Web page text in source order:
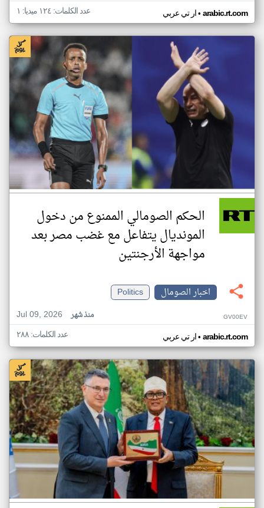
ار تي عربي• arabic.rt.com عدد الكلمات: ١٢٤ ميديا: ١
الحكم الصومالي الممنوع من دخول
المونديال يتفاعل مع غضب مصر بعد
مواجهة الأرجنتين
اخبار الصومال
Politics
Jul 09, 2026
منذ شهر GV00EV
ار تي عربي• arabic.rt.com عدد الكلمات: ٢٨٨